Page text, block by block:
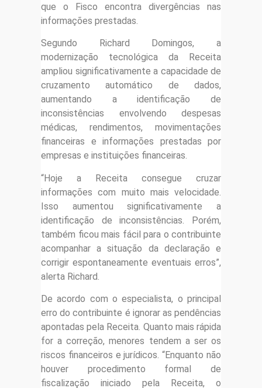
que o Fisco encontra divergências nas
informações prestadas.
Segundo Richard Domingos, a
modernização tecnológica da Receita
ampliou significativamente a capacidade de
cruzamento automático de dados,
aumentando a identificação de
inconsistências envolvendo despesas
médicas, rendimentos, movimentações
financeiras e informações prestadas por
empresas e instituições financeiras.
“Hoje a Receita consegue cruzar
informações com muito mais velocidade.
Isso aumentou significativamente a
identificação de inconsistências. Porém,
também ficou mais fácil para o contribuinte
acompanhar a situação da declaração e
corrigir espontaneamente eventuais erros”,
alerta Richard.
De acordo com o especialista, o principal
erro do contribuinte é ignorar as pendências
apontadas pela Receita. Quanto mais rápida
for a correção, menores tendem a ser os
riscos financeiros e jurídicos. “Enquanto não
houver procedimento formal de
fiscalização iniciado pela Receita, o